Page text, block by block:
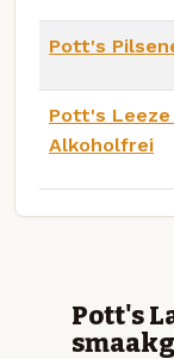
Pott's
Pott's Leeze
Alkoholfrei
Pott's